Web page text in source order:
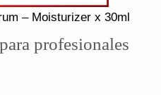
– Moisturizer x 30ml
profesionales